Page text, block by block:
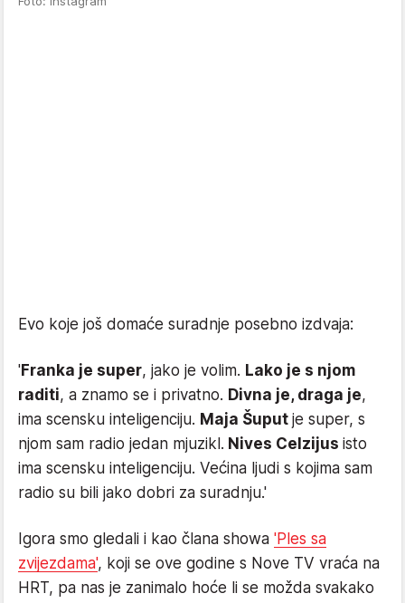
Evo koje još domaće suradnje posebno izdvaja:
'Franka je super, jako je volim. Lako je s njom
raditi, a znamo se i privatno. Divna je, draga je,
ima scensku inteligenciju. Maja Šuput je super, s
njom sam radio jedan mjuzikl. Nives Celzijus isto
ima scensku inteligenciju. Većina ljudi s kojima sam
radio su bili jako dobri za suradnju.'
Igora smo gledali i kao člana showa 'Ples sa
zvijezdama', koji se ove godine s Nove TV vraća na
HRT, pa nas je zanimalo hoće li se možda svakako